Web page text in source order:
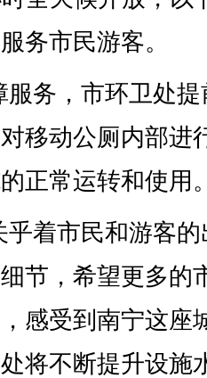
务市民游客。
服务，市环卫处
移动公厕内部进
正常运转和使用
乎着市民和游客
节，希望更多的
感受到南宁这座
将不断提升设施